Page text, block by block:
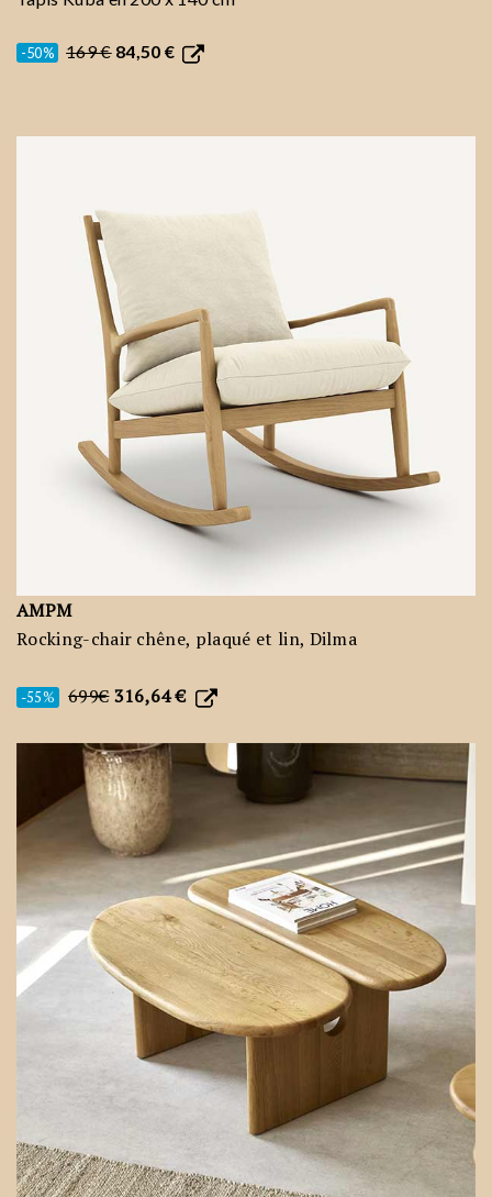
-50% 169 € 84,50 €
AMPM
Rocking-chair chêne, plaqué et lin, Dilma
-55% 699€ 316,64 €